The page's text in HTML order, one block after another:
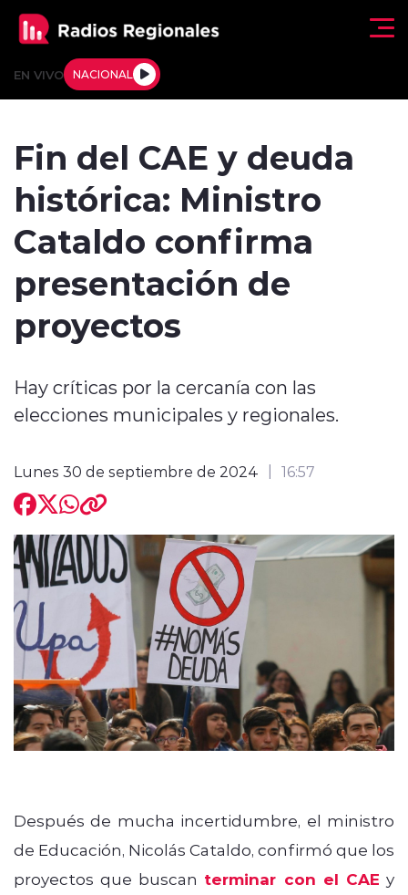
EN VIVO NACIONAL
Internacional
Entrevistas
modo claro
Fin del CAE y deuda
histórica: Ministro
Cataldo confirma
presentación de
proyectos
Hay críticas por la cercanía con las
elecciones municipales y regionales.
Lunes 30 de septiembre de 2024 16:57
Después de mucha incertidumbre, el ministro
de Educación, Nicolás Cataldo, confirmó que los
proyectos que buscan terminar con el CAE y